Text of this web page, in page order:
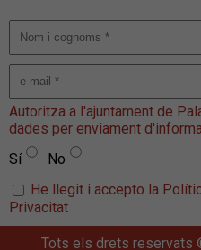
Autoritza a l'ajuntament de
dades per enviament
Sí
No
He llegit i accepto la
Privacitat
Tots els drets reservats